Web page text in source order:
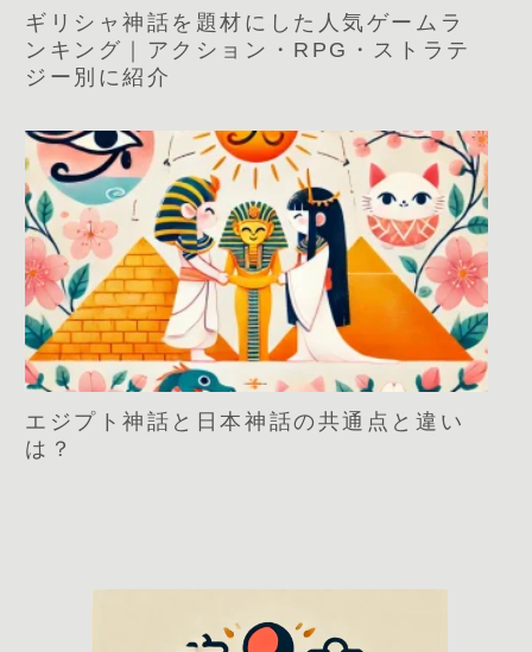
ギリシャ神話を題材にした人気ゲームラ
ンキング｜アクション・RPG・ストラテ
ジー別に紹介
エジプト神話と日本神話の共通点と違い
は？